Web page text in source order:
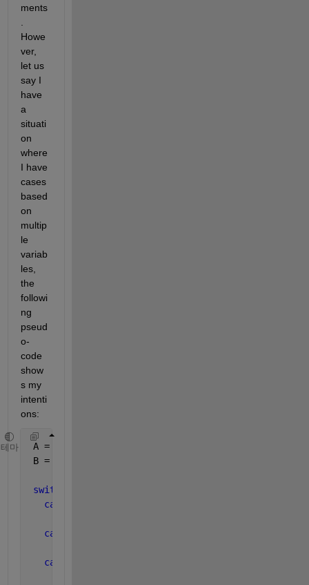
ments
Howe
ver,
let us
say I
have
a
situati
on
where
I have
cases
based
on
multip
le
variab
les,
the
followi
ng
pseud
o-
code
show
s my
intenti
ons:
테마
A = logical;
B = charstring;
switch
case
case
case